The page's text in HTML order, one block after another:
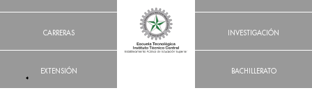
CARRERAS
EXTENSIÓN
INVESTIGACIÓN
BACHILLERATO